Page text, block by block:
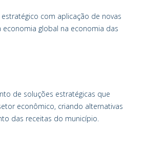
com aplicação de novas
economia global na economia das
de soluções estratégicas que
econômico, criando alternativas
das receitas do município.